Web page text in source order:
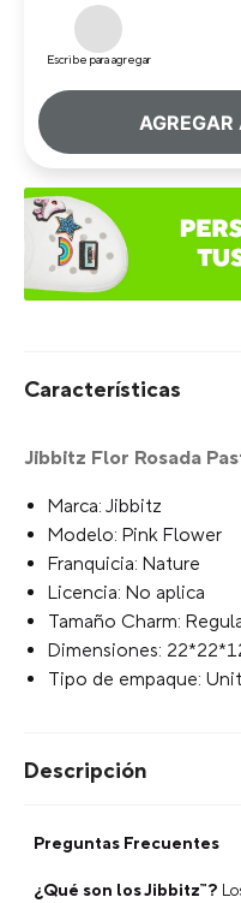
Escribe para agregar
Características
Jibbitz Flor Rosada
Marca: Jibbitz
Modelo: Pink Flower
Franquicia: Nature
Licencia: No aplica
Tamaño Charm:
Dimensiones:
Tipo de empaque:
Descripción
Preguntas Frecuentes
¿Qué son los Jibbitz™?